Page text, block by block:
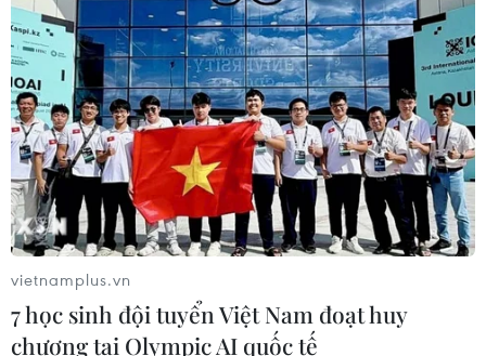
Khung cảnh chợ quê ngày đầu Năm mới. (Ảnh: Minh
Quyết/TTXVN)
vietnamplus.vn
7 học sinh đội tuyển Việt Nam đoạt huy
chương tại Olympic AI quốc tế